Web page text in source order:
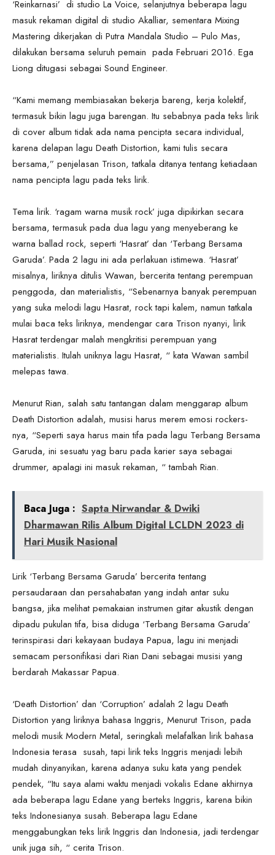
‘Reinkarnasi’ di studio La Voice, selanjutnya beberapa lagu
masuk rekaman digital di studio Akalliar, sementara Mixing
Mastering dikerjakan di Putra Mandala Studio – Pulo Mas,
dilakukan bersama seluruh pemain pada Februari 2016. Ega
Liong ditugasi sebagai Sound Engineer.
“Kami memang membiasakan bekerja bareng, kerja kolektif,
termasuk bikin lagu juga barengan. Itu sebabnya pada teks lirik
di cover album tidak ada nama pencipta secara individual,
karena delapan lagu Death Distortion, kami tulis secara
bersama,” penjelasan Trison, tatkala ditanya tentang ketiadaan
nama pencipta lagu pada teks lirik.
Tema lirik. ‘ragam warna musik rock’ juga dipikirkan secara
bersama, termasuk pada dua lagu yang menyeberang ke
warna ballad rock, seperti ‘Hasrat’ dan ‘Terbang Bersama
Garuda’. Pada 2 lagu ini ada perlakuan istimewa. ‘Hasrat’
misalnya, liriknya ditulis Wawan, bercerita tentang perempuan
penggoda, dan materialistis, “Sebenarnya banyak perempuan
yang suka melodi lagu Hasrat, rock tapi kalem, namun tatkala
mulai baca teks liriknya, mendengar cara Trison nyanyi, lirik
Hasrat terdengar malah mengkritisi perempuan yang
materialistis. Itulah uniknya lagu Hasrat, “ kata Wawan sambil
melepas tawa.
Menurut Rian, salah satu tantangan dalam menggarap album
Death Distortion adalah, musisi harus merem emosi rockers-
nya, “Seperti saya harus main tifa pada lagu Terbang Bersama
Garuda, ini sesuatu yag baru pada karier saya sebagai
drummer, apalagi ini masuk rekaman, “ tambah Rian.
Baca Juga : Sapta Nirwandar & Dwiki
Dharmawan Rilis Album Digital LCLDN 2023 di
Hari Musik Nasional
Lirik ‘Terbang Bersama Garuda’ bercerita tentang
persaudaraan dan persahabatan yang indah antar suku
bangsa, jika melihat pemakaian instrumen gitar akustik dengan
dipadu pukulan tifa, bisa diduga ‘Terbang Bersama Garuda’
terinspirasi dari kekayaan budaya Papua, lagu ini menjadi
semacam personifikasi dari Rian Dani sebagai musisi yang
berdarah Makassar Papua.
‘Death Distortion’ dan ‘Corruption’ adalah 2 lagu Death
Distortion yang liriknya bahasa Inggris, Menurut Trison, pada
melodi musik Modern Metal, seringkali melafalkan lirik bahasa
Indonesia terasa susah, tapi lirik teks Inggris menjadi lebih
mudah dinyanyikan, karena adanya suku kata yang pendek
pendek, “Itu saya alami waktu menjadi vokalis Edane akhirnya
ada beberapa lagu Edane yang berteks Inggris, karena bikin
teks Indonesianya susah. Beberapa lagu Edane
menggabungkan teks lirik Inggris dan Indonesia, jadi terdengar
unik juga sih, “ cerita Trison.